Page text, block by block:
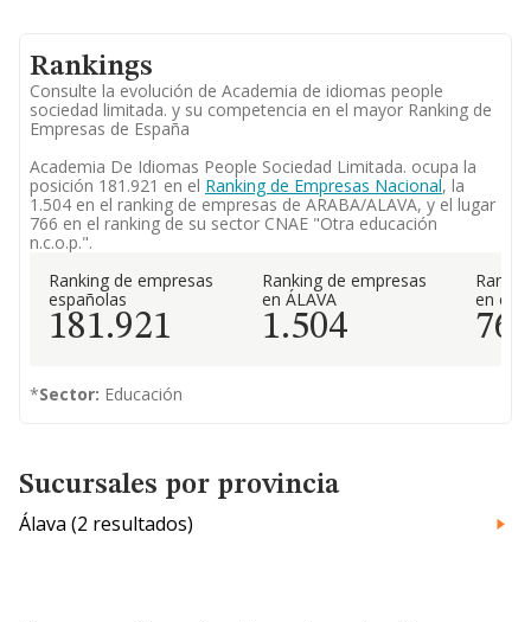
Rankings
Consulte la evolución de Academia de idiomas people
sociedad limitada. y su competencia en el mayor Ranking de
Empresas de España
Academia De Idiomas People Sociedad Limitada. ocupa la
posición 181.921 en el Ranking de Empresas Nacional, la
1.504 en el ranking de empresas de ARABA/ALAVA, y el lugar
766 en el ranking de su sector CNAE "Otra educación
n.c.o.p.".
Ranking de empresas
españolas
181.921
Ranking de empresas
en ÁLAVA
1.504
en el
766
*Sector: Educación
Sucursales por provincia
Álava (2 resultados)